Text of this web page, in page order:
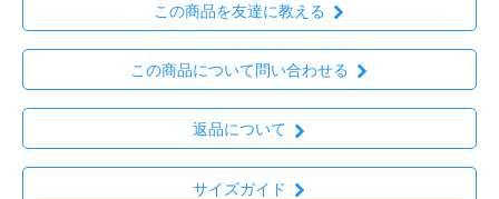
この商品を友達に教える
この商品について問い合わせる
返品について
サイズガイド